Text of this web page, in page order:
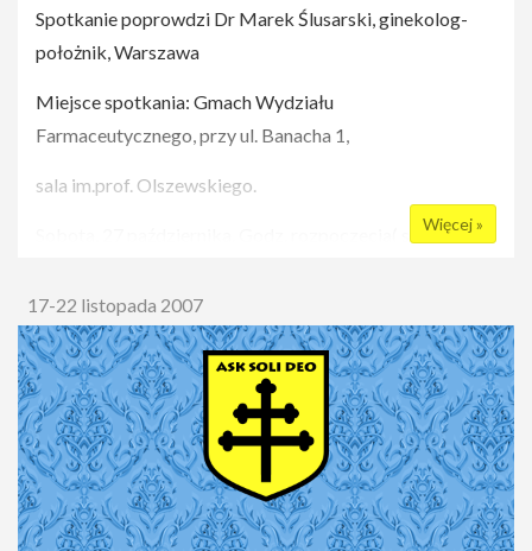
Spotkanie poprowdzi Dr Marek Ślusarski, ginekolog-
położnik, Warszawa
Miejsce spotkania: Gmach Wydziału
Farmaceutycznego, przy ul. Banacha 1,
sala im.prof. Olszewskiego.
Sobota, 27 października. Godz. rozpoczecia( start o
Rejestracja na stronie
Więcej »
17-22 listopada 2007